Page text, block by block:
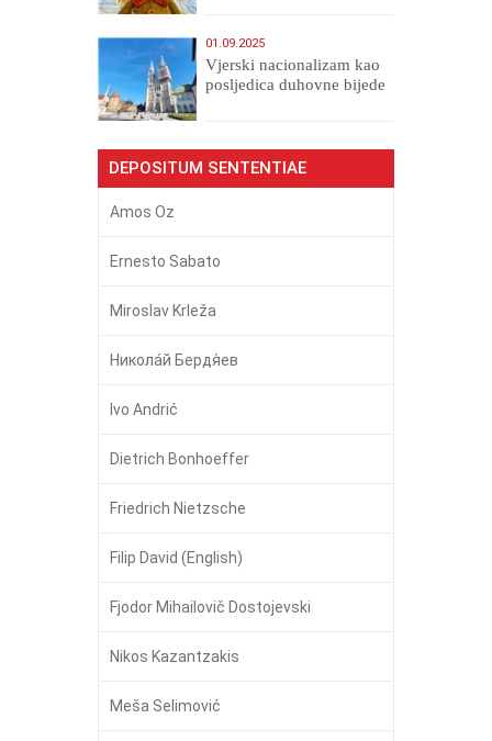
01.09.2025
​Vjerski nacionalizam kao
posljedica duhovne bijede
DEPOSITUM SENTENTIAE
Amos Oz
Ernesto Sabato
Miroslav Krleža
Никола́й Бердя́ев
Ivo Andrić
Dietrich Bonhoeffer
Friedrich Nietzsche
Filip David (English)
Fjodor Mihailovič Dostojevski
Nikos Kazantzakis
Meša Selimović